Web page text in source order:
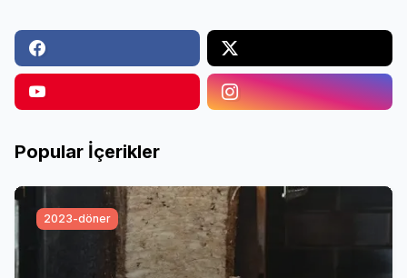
Popular İçerikler
2023-döner